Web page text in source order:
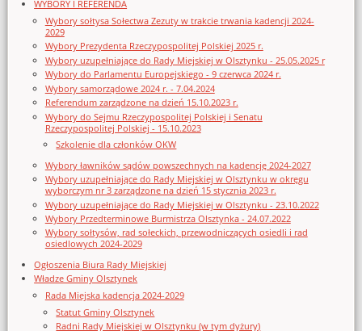
WYBORY I REFERENDA
Wybory sołtysa Sołectwa Zezuty w trakcie trwania kadencji 2024-
2029
Wybory Prezydenta Rzeczypospolitej Polskiej 2025 r.
Wybory uzupełniające do Rady Miejskiej w Olsztynku - 25.05.2025 r
Wybory do Parlamentu Europejskiego - 9 czerwca 2024 r.
Wybory samorządowe 2024 r. - 7.04.2024
Referendum zarządzone na dzień 15.10.2023 r.
Wybory do Sejmu Rzeczypospolitej Polskiej i Senatu
Rzeczypospolitej Polskiej - 15.10.2023
Szkolenie dla członków OKW
Wybory ławników sądów powszechnych na kadencję 2024-2027
Wybory uzupełniające do Rady Miejskiej w Olsztynku w okręgu
wyborczym nr 3 zarządzone na dzień 15 stycznia 2023 r.
Wybory uzupełniające do Rady Miejskiej w Olsztynku - 23.10.2022
Wybory Przedterminowe Burmistrza Olsztynka - 24.07.2022
Wybory sołtysów, rad sołeckich, przewodniczących osiedli i rad
osiedlowych 2024-2029
Ogłoszenia Biura Rady Miejskiej
Władze Gminy Olsztynek
Rada Miejska kadencja 2024-2029
Statut Gminy Olsztynek
Radni Rady Miejskiej w Olsztynku (w tym dyżury)